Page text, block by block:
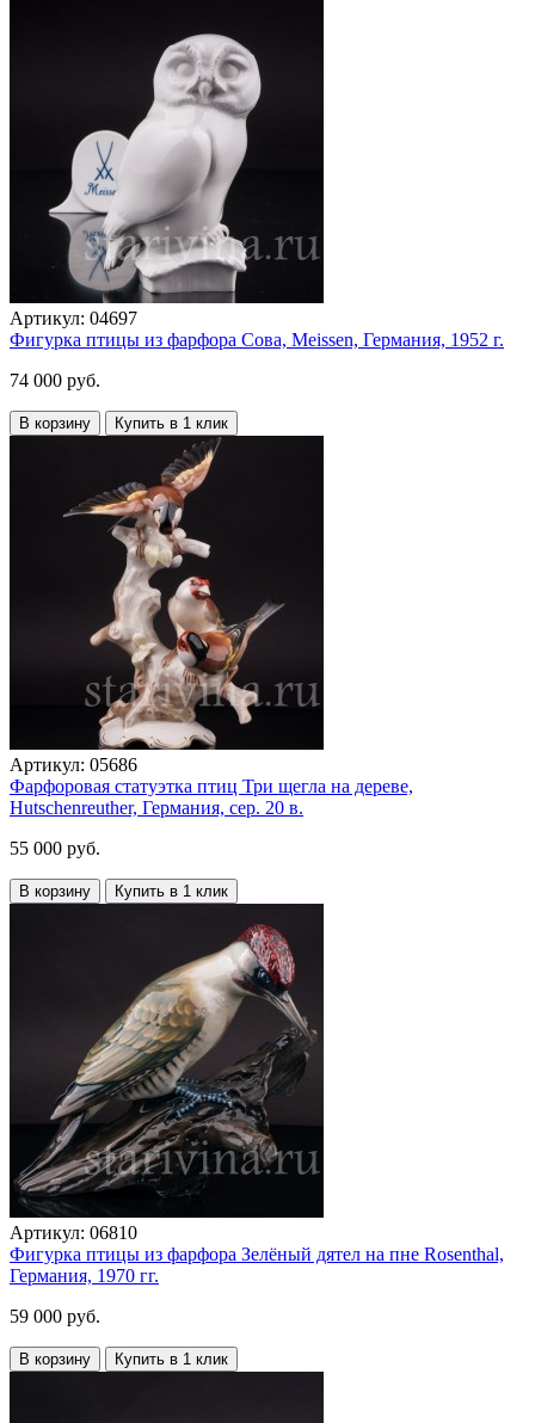
Артикул: 04697
Фигурка птицы из фарфора Сова, Meissen, Германия, 1952 г.
74 000 руб.
В корзину Купить в 1 клик
Артикул: 05686
Фарфоровая статуэтка птиц Три щегла на дереве,
Hutschenreuther, Германия, сер. 20 в.
55 000 руб.
В корзину Купить в 1 клик
Артикул: 06810
Фигурка птицы из фарфора Зелёный дятел на пне Rosenthal,
Германия, 1970 гг.
59 000 руб.
В корзину Купить в 1 клик